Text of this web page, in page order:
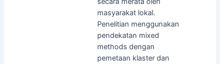
masyarakat lokal.
Penelitian menggunakan
pendekatan mixed
methods dengan
pemetaan klaster dan